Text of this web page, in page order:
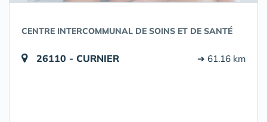
CENTRE INTERCOMMUNAL DE SOINS ET DE SANTÉ
26110 - CURNIER ➔ 61.16 km